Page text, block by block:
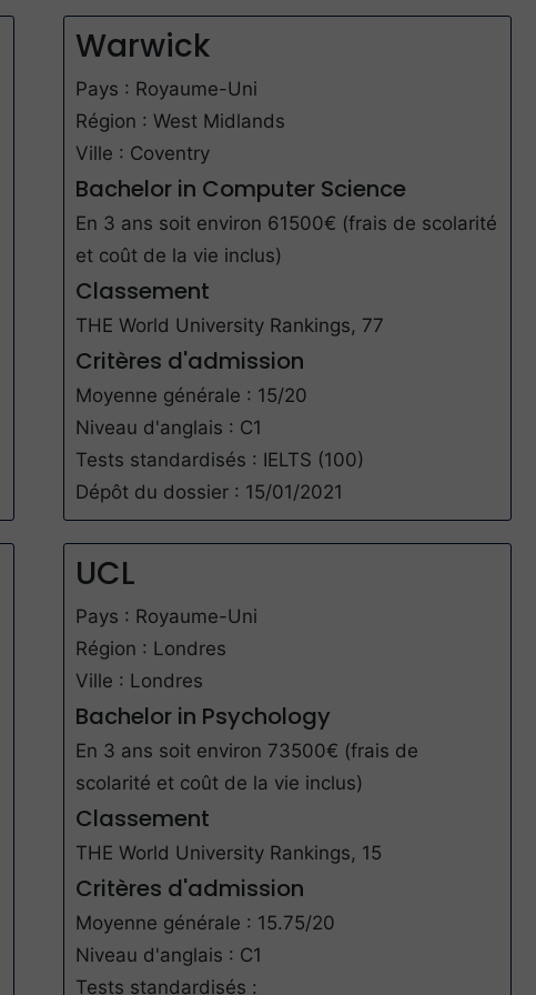
Warwick
Pays : Royaume-Uni
Région : West Midlands
Ville : Coventry
Bachelor in Computer Science
En 3 ans soit environ 61500€ (frais de scolarité
et coût de la vie inclus)
Classement
THE World University Rankings, 77
Critères d'admission
Moyenne générale : 15/20
Niveau d'anglais : C1
Tests standardisés : IELTS (100)
Dépôt du dossier : 15/01/2021
UCL
Pays : Royaume-Uni
Région : Londres
Ville : Londres
Bachelor in Psychology
En 3 ans soit environ 73500€ (frais de
scolarité et coût de la vie inclus)
Classement
THE World University Rankings, 15
Critères d'admission
Moyenne générale : 15.75/20
Niveau d'anglais : C1
Tests standardisés :